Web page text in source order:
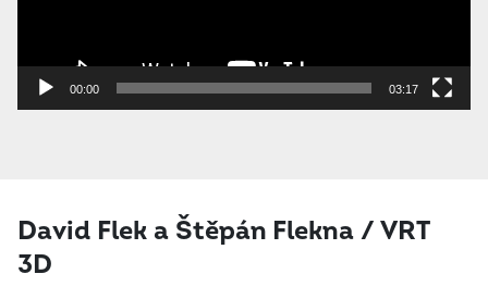
00:00 03:17
David Flek a Štěpán Flekna / VRT
3D